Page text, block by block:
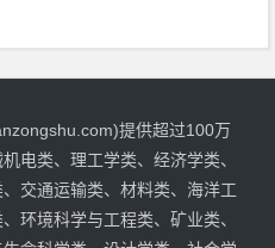
提供超过100万
电类、理工学类、经济学类、
交通运输类、材料类、海洋工
环境科学与工程类、矿业类、